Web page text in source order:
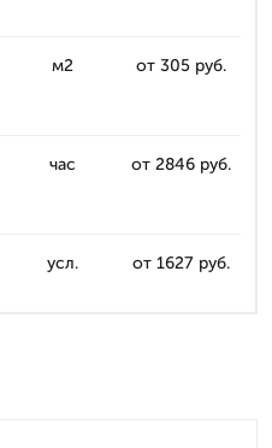
м2 от 305 руб.
час от 2846 руб.
усл. от 1627 руб.